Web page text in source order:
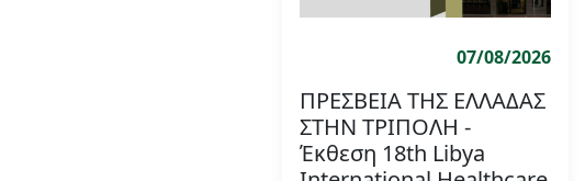
07/08/2026
ΠΡΕΣΒΕΙΑ ΤΗΣ ΕΛΛΑΔΑΣ
ΣΤΗΝ ΤΡΙΠΟΛΗ -
Έκθεση 18th Libya